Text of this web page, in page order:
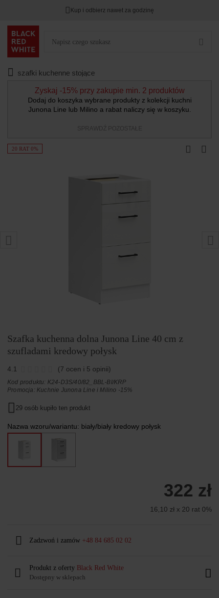
Kup i odbierz nawet za godzinę
szafki kuchenne stojące
Zyskaj -15% przy zakupie min. 2 produktów
Dodaj do koszyka wybrane produkty z kolekcji kuchni
Junona Line lub Milino a rabat naliczy się w koszyku.
SPRAWDŹ POZOSTAŁE
20 RAT 0%
Szafka kuchenna dolna Junona Line 40 cm z
szufladami kredowy połysk
4.1 (7 ocen i 5 opinii)
Kod produktu: K24-D3S/40/82_BBL-BI/KRP
Promocja:Kuchnie Junona Line i Milino -15%
29 osób kupiło ten produkt
Nazwa wzoru/wariantu: biały/biały kredowy połysk
322 zł
16,10 zł x 20 rat 0%
Zadzwoń i zamów +48 84 685 02 02
Produkt z oferty Black Red White
Dostępny w sklepach